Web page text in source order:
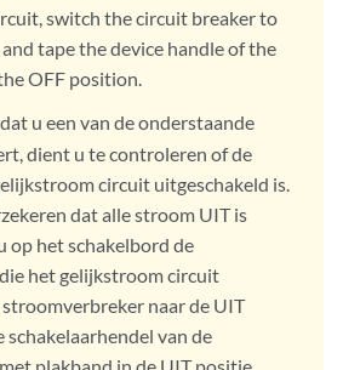
switch the circuit breaker to
tape the device handle of the
OFF position.
u een van de onderstaande
dient u te controleren of de
circuit uitgeschakeld is.
dat alle stroom UIT is
op het schakelbord de
het gelijkstroom circuit
naar de UIT
schakelaarhendel van de